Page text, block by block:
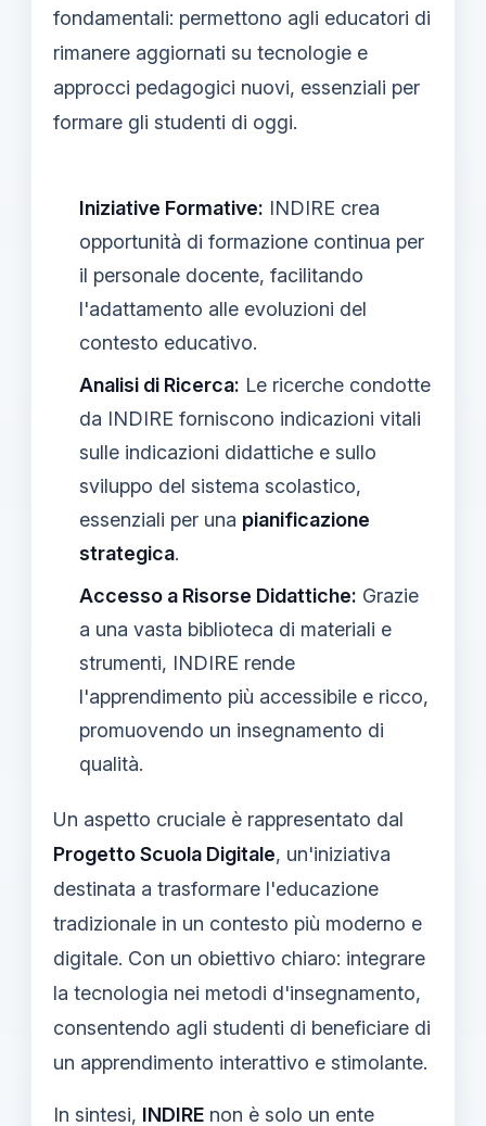
fondamentali: permettono agli educatori di
rimanere aggiornati su tecnologie e
approcci pedagogici nuovi, essenziali per
formare gli studenti di oggi.
Iniziative Formative: INDIRE crea
opportunità di formazione continua per
il personale docente, facilitando
l'adattamento alle evoluzioni del
contesto educativo.
Analisi di Ricerca: Le ricerche condotte
da INDIRE forniscono indicazioni vitali
sulle indicazioni didattiche e sullo
sviluppo del sistema scolastico,
essenziali per una pianificazione
strategica.
Accesso a Risorse Didattiche: Grazie
a una vasta biblioteca di materiali e
strumenti, INDIRE rende
l'apprendimento più accessibile e ricco,
promuovendo un insegnamento di
qualità.
Un aspetto cruciale è rappresentato dal
Progetto Scuola Digitale, un'iniziativa
destinata a trasformare l'educazione
tradizionale in un contesto più moderno e
digitale. Con un obiettivo chiaro: integrare
la tecnologia nei metodi d'insegnamento,
consentendo agli studenti di beneficiare di
un apprendimento interattivo e stimolante.
In sintesi, INDIRE non è solo un ente